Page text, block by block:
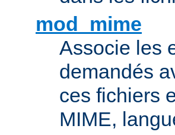
mod_mime
Associe les
demandés
ces fichiers
MIME,